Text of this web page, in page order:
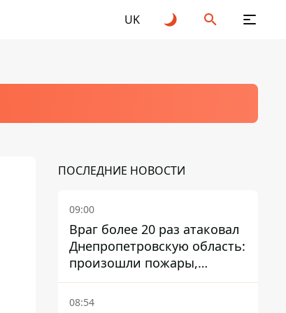
UK
ПОСЛЕДНИЕ НОВОСТИ
09:00
Враг более 20 раз атаковал
Днепропетровскую область:
произошли пожары,
повреждены дома,
инфраструктура и авто
08:54